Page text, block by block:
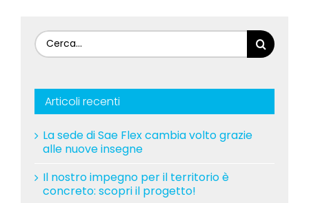
Cerca
per:
Articoli recenti
La sede di Sae Flex cambia volto grazie
alle nuove insegne
Il nostro impegno per il territorio è
concreto: scopri il progetto!